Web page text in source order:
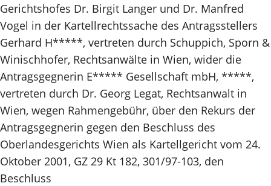
Gerichtshofes Dr. Birgit Langer und Dr. Manfred
Vogel in der Kartellrechtssache des Antragsstellers
Gerhard H*****, vertreten durch Schuppich, Sporn &
Winischhofer, Rechtsanwälte in Wien, wider die
Antragsgegnerin E***** Gesellschaft mbH, *****,
vertreten durch Dr. Georg Legat, Rechtsanwalt in
Wien, wegen Rahmengebühr, über den Rekurs der
Antragsgegnerin gegen den Beschluss des
Oberlandesgerichts Wien als Kartellgericht vom 24.
Oktober 2001, GZ 29 Kt 182, 301/97-103, den
Beschluss